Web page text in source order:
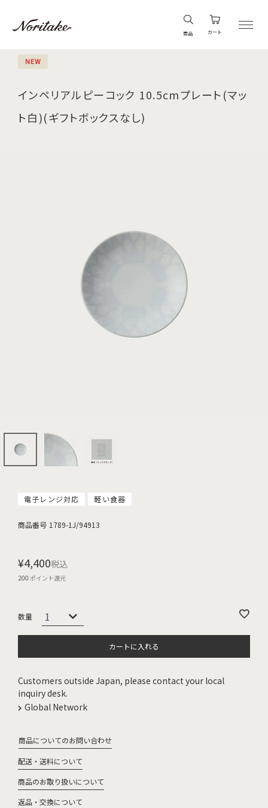
商品 カート
NEW
インペリアルピーコック 10.5cmプレート(マッ
ト白)(ギフトボックスなし)
電子レンジ対応 軽い食器
商品番号 1789-1J/94913
¥4,400税込
200ポイント還元
カートに入れる
Customers outside Japan, please contact your local
inquiry desk.
Global Network
商品についてのお問い合わせ
配送・送料について
商品のお取り扱いについて
返品・交換について